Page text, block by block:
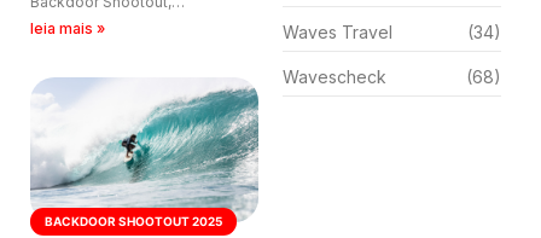
disputado nas ondas de
leia mais »
BACKDOOR SHOOTOUT 2025
Waves Travel (34)
Wavescheck (68)